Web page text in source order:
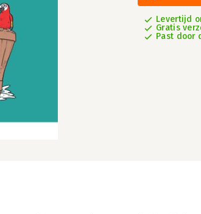
Levertijd
Gratis
Past door